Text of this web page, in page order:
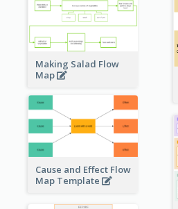
Making Salad Flow
Map
Cause and Effect Flow
Map Template